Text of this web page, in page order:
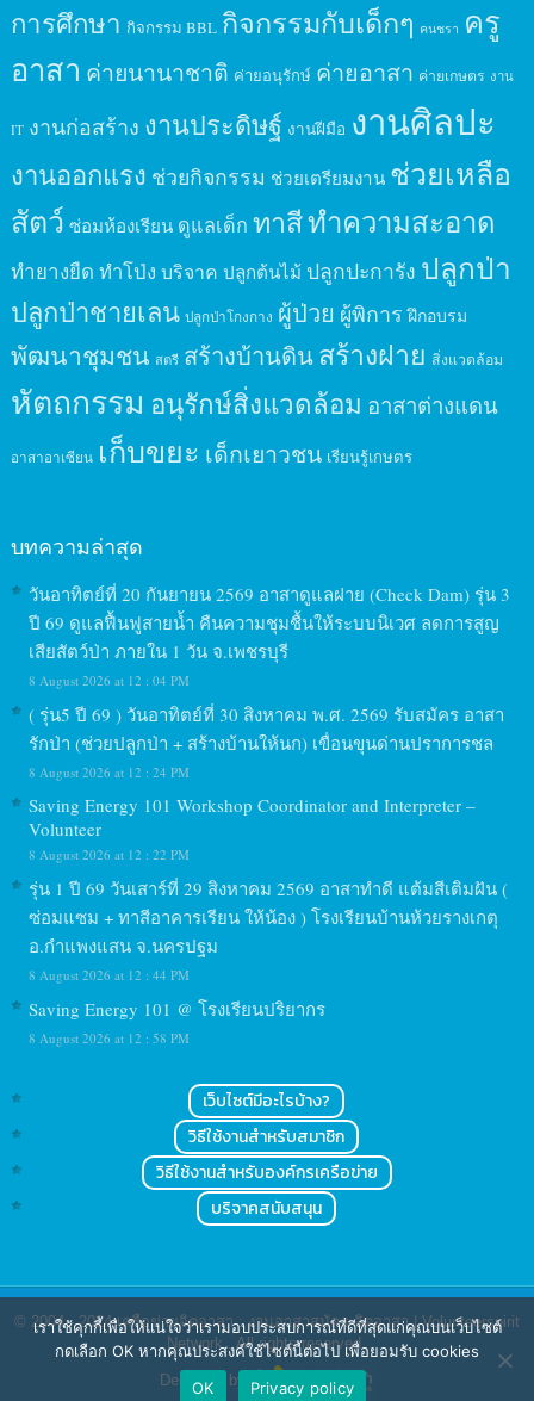
การศึกษา กิจกรรม BBL กิจกรรมกับเด็กๆ คนชรา ครู
อาสา ค่ายนานาชาติ ค่ายอนุรักษ์ ค่ายอาสา ค่ายเกษตร งาน
IT งานก่อสร้าง งานประดิษฐ์ งานฝีมือ งานศิลปะ
งานออกแรง ช่วยกิจกรรม ช่วยเตรียมงาน ช่วยเหลือ
สัตว์ ซ่อมห้องเรียน ดูแลเด็ก ทาสีทำความสะอาด
ทำยางยืด ทำโป่ง บริจาค ปลูกต้นไม้ ปลูกปะการัง ปลูกป่า
ปลูกป่าชายเลน ปลูกป่าโกงกาง ผู้ป่วย ผู้พิการ ฝึกอบรม
พัฒนาชุมชน สตรี สร้างบ้านดินสร้างฝาย สิ่งแวดล้อม
หัตถกรรม อนุรักษ์สิ่งแวดล้อม อาสาต่างแดน
อาสาอาเซียน เก็บขยะ เด็กเยาวชน เรียนรู้เกษตร
บทความล่าสุด
วันอาทิตย์ที่ 20 กันยายน 2569 อาสาดูแลฝาย (Check Dam) รุ่น 3
ปี 69 ดูแลฟื้นฟูสายน้ำ คืนความชุมชื้นให้ระบบนิเวศ ลดการสูญ
เสียสัตว์ป่า ภายใน 1 วัน จ.เพชรบุรี
8 August 2026 at 12 : 04 PM
( รุ่น5 ปี 69 ) วันอาทิตย์ที่ 30 สิงหาคม พ.ศ. 2569 รับสมัคร อาสา
รักป่า (ช่วยปลูกป่า + สร้างบ้านให้นก) เขื่อนขุนด่านปราการชล
8 August 2026 at 12 : 24 PM
Saving Energy 101 Workshop Coordinator and Interpreter –
Volunteer
8 August 2026 at 12 : 22 PM
รุ่น 1 ปี 69 วันเสาร์ที่ 29 สิงหาคม 2569 อาสาทำดี แต้มสีเติมฝัน (
ซ่อมแซม + ทาสีอาคารเรียน ให้น้อง ) โรงเรียนบ้านห้วยรางเกตุ
อ.กำแพงแสน จ.นครปฐม
8 August 2026 at 12 : 44 PM
Saving Energy 101 @ โรงเรียนปริยากร
8 August 2026 at 12 : 58 PM
เว็บไซต์มีอะไรบ้าง?
วิธีใช้งานสำหรับสมาชิก
วิธีใช้งานสำหรับองค์กรเครือข่าย
บริจาคสนับสนุน
© 2004 - 2024เครือข่ายจิตอาสา : งานอาสาสมัคร จิตอาสา | Volunteerspirit
Network. All rights reserved.
Designed by
เราใช้คุกกี้เพื่อให้แน่ใจว่าเรามอบประสบการณ์ที่ดีที่สุดแก่คุณบนเว็บไซต์
กดเลือก OK หากคุณประสงค์ใช้ไซต์นี้ต่อไป เพื่อยอมรับ cookies
OK
Privacy policy